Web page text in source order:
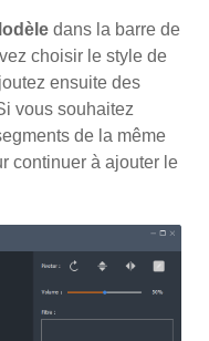
dans la barre de
choisir le style de
ensuite des
vous souhaitez
de la même
continuer à ajouter le